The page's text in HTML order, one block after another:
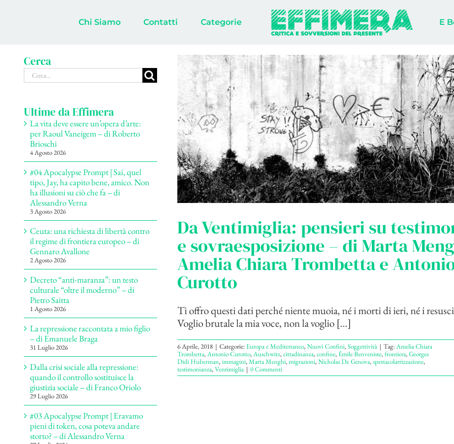
Chi Siamo Contatti Categorie E
Da Ventimiglia: pensieri su
e sovraesposizione – di Marta
Amelia Chiara Trombetta e
Curotto
Ti offro questi dati perché niente muoia, né i morti di ieri, né i
Voglio brutale la mia voce, non la voglio [...]
6 Aprile, 2018 | Categorie:Europa e Mediterraneo,Nuovi Confini,Soggettività | Tag:Amelia Chiara
Trombetta,Antonio Curotto,Auschwitz,cittadinanza,confine,Émile Benveniste,frontiera,Georges
Didi Huberman,immagini,Marta Menghi,migrazioni,Nicholas De Genova,spettacolarrizzazione,
testimonianza,Ventimiglia | 0 Commenti
Cerca
Cerca
per:
Ultime da Effimera
La vita deve essere un’opera d’arte:
per Raoul Vaneigem – di Roberto
Brioschi
4 Agosto 2026
#04 Apocalypse Prompt | Sai, quel
tipo, Jay, ha capito bene, amico. Non
ha illusioni su ciò che fa – di
Alessandro Verna
3 Agosto 2026
Ceuta: una richiesta di libertà contro
il regime di frontiera europeo – di
Gennaro Avallone
2 Agosto 2026
Decreto “anti-maranza”: un testo
culturale “oltre il moderno” – di
Pietro Saitta
1 Agosto 2026
La repressione raccontata a mio figlio
– di Emanuele Braga
31 Luglio 2026
Dalla crisi sociale alla repressione:
quando il controllo sostituisce la
giustizia sociale – di Franco Oriolo
29 Luglio 2026
#03 Apocalypse Prompt | Eravamo
pieni di token, cosa poteva andare
storto? – di Alessandro Verna